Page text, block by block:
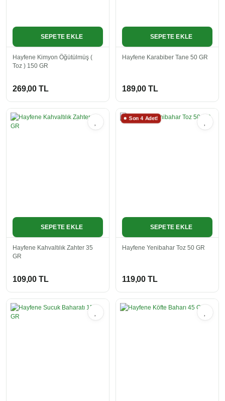
SEPETE EKLE
Hayfene Kimyon Öğütülmüş (
Toz ) 150 GR
269,00 TL
SEPETE EKLE
Hayfene Karabiber Tane 50 GR
189,00 TL
SEPETE EKLE
Hayfene Kahvaltılık Zahter 35
GR
109,00 TL
Son 4 Adet!
SEPETE EKLE
Hayfene Yenibahar Toz 50 GR
119,00 TL